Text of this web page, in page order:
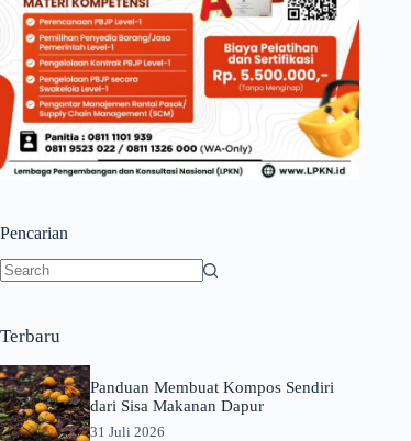
Pencarian
Terbaru
Panduan Membuat Kompos Sendiri
dari Sisa Makanan Dapur
31 Juli 2026